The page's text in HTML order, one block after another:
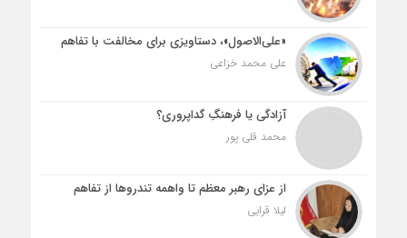
«علی‌الاصول»، دستاویزی برای مخالفت با تفاهم
علی محمد خزاعی
آزادگی یا فرهنگِ گداپروری؟
محمد قلی پور
از عزای رهبر معظم تا واهمه تندروها از تفاهم
لیلا قرایی